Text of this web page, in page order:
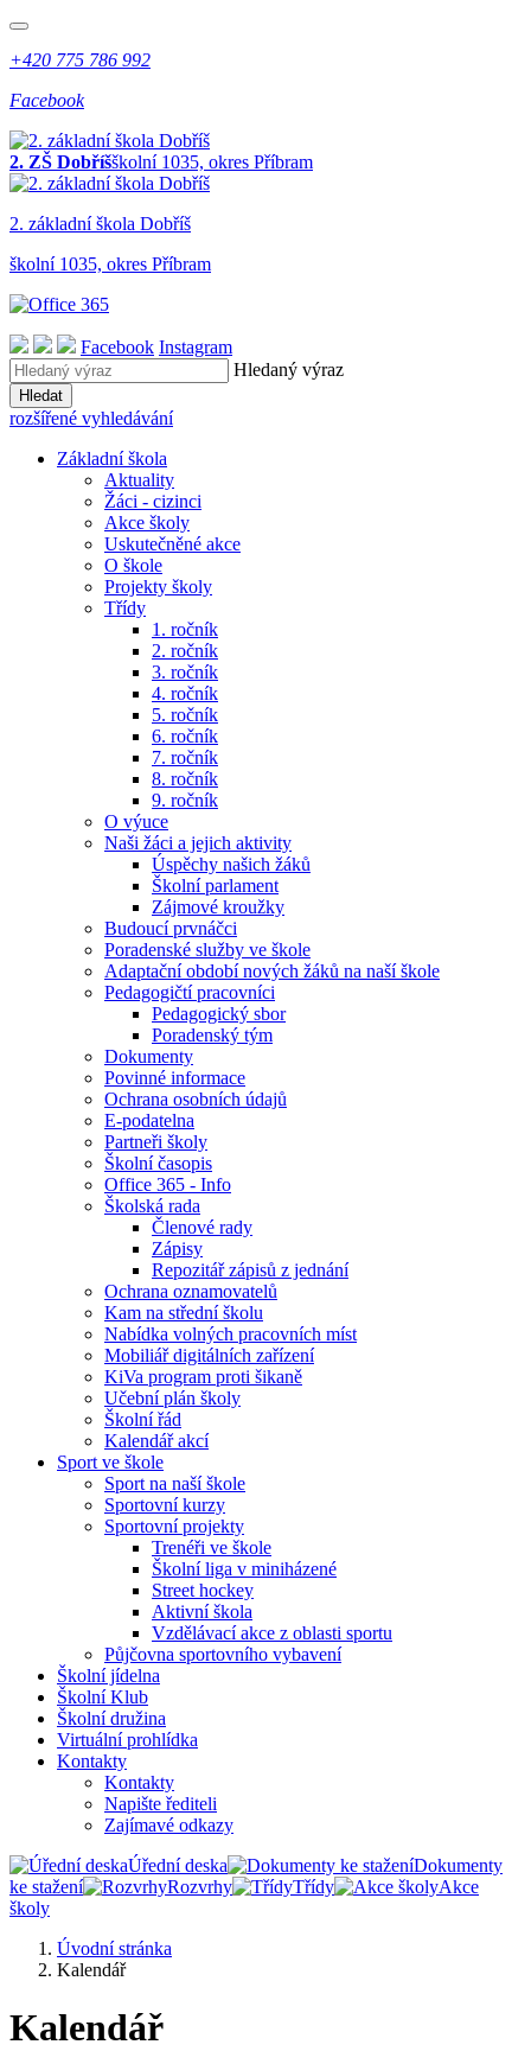
+420 775 786 992
Facebook
2. ZŠ Dobříšškolní 1035, okres Příbram
2. základníškola Dobříš
školní 1035, okres Příbram
Facebook Instagram
Hledaný výraz
Hledat
rozšířené vyhledávání
Základní škola
Aktuality
Žáci - cizinci
Akce školy
Uskutečněné akce
O škole
Projekty školy
Třídy
1. ročník
2. ročník
3. ročník
4. ročník
5. ročník
6. ročník
7. ročník
8. ročník
9. ročník
O výuce
Naši žáci a jejich aktivity
Úspěchy našich žáků
Školní parlament
Zájmové kroužky
Budoucí prvnáčci
Poradenské služby ve škole
Adaptační období nových žáků na naší škole
Pedagogičtí pracovníci
Pedagogický sbor
Poradenský tým
Dokumenty
Povinné informace
Ochrana osobních údajů
E-podatelna
Partneři školy
Školní časopis
Office 365 - Info
Školská rada
Členové rady
Zápisy
Repozitář zápisů z jednání
Ochrana oznamovatelů
Kam na střední školu
Nabídka volných pracovních míst
Mobiliář digitálních zařízení
KiVa program proti šikaně
Učební plán školy
Školní řád
Kalendář akcí
Sport ve škole
Sport na naší škole
Sportovní kurzy
Sportovní projekty
Trenéři ve škole
Školní liga v miniházené
Street hockey
Aktivní škola
Vzdělávací akce z oblasti sportu
Půjčovna sportovního vybavení
Školní jídelna
Školní Klub
Školní družina
Virtuální prohlídka
Kontakty
Kontakty
Napište řediteli
Zajímavé odkazy
Úřední deska
Dokumenty
ke stažení
Rozvrhy Třídy
Akce
školy
Úvodní stránka
Kalendář
Kalendář